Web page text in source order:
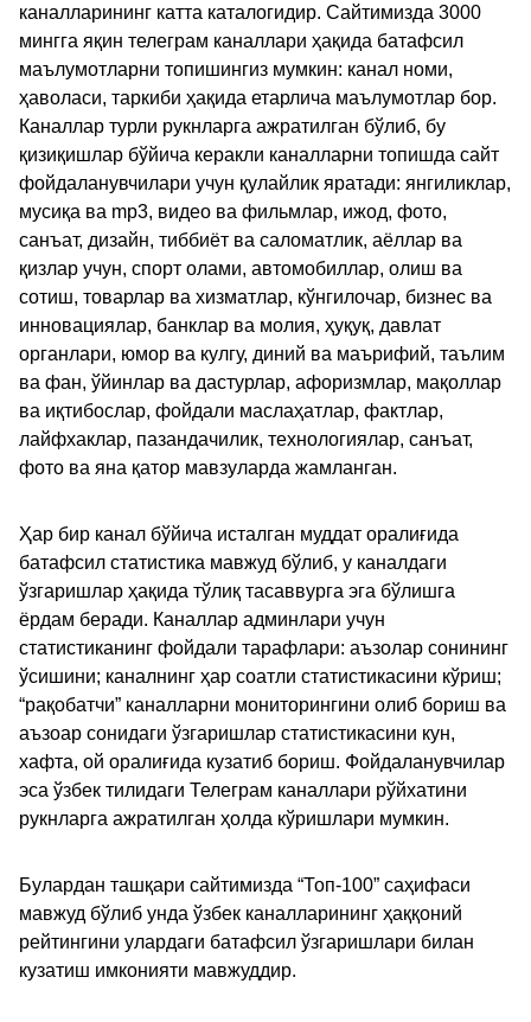
каналларининг катта каталогидир. Сайтимизда 3000
мингга яқин телеграм каналлари ҳақида батафсил
маълумотларни топишингиз мумкин: канал номи,
ҳаволаси, таркиби ҳақида етарлича маълумотлар бор.
Каналлар турли рукнларга ажратилган бўлиб, бу
қизиқишлар бўйича керакли каналларни топишда сайт
фойдаланувчилари учун қулайлик яратади: янгиликлар,
мусиқа ва mp3, видео ва фильмлар, ижод, фото,
санъат, дизайн, тиббиёт ва саломатлик, аёллар ва
қизлар учун, спорт олами, автомобиллар, олиш ва
сотиш, товарлар ва хизматлар, кўнгилочар, бизнес ва
инновациялар, банклар ва молия, ҳуқуқ, давлат
органлари, юмор ва кулгу, диний ва маърифий, таълим
ва фан, ўйинлар ва дастурлар, афоризмлар, мақоллар
ва иқтибослар, фойдали маслаҳатлар, фактлар,
лайфхаклар, пазандачилик, технологиялар, санъат,
фото ва яна қатор мавзуларда жамланган.
Ҳар бир канал бўйича исталган муддат оралиғида
батафсил статистика мавжуд бўлиб, у каналдаги
ўзгаришлар ҳақида тўлиқ тасаввурга эга бўлишга
ёрдам беради. Каналлар админлари учун
статистиканинг фойдали тарафлари: аъзолар сонининг
ўсишини; каналнинг ҳар соатли статистикасини кўриш;
“рақобатчи” каналларни мониторингини олиб бориш ва
аъзоар сонидаги ўзгаришлар статистикасини кун,
хафта, ой оралиғида кузатиб бориш. Фойдаланувчилар
эса ўзбек тилидаги Телеграм каналлари рўйхатини
рукнларга ажратилган ҳолда кўришлари мумкин.
Булардан ташқари сайтимизда “Топ-100” саҳифаси
мавжуд бўлиб унда ўзбек каналларининг ҳаққоний
рейтингини улардаги батафсил ўзгаришлари билан
кузатиш имконияти мавжуддир.